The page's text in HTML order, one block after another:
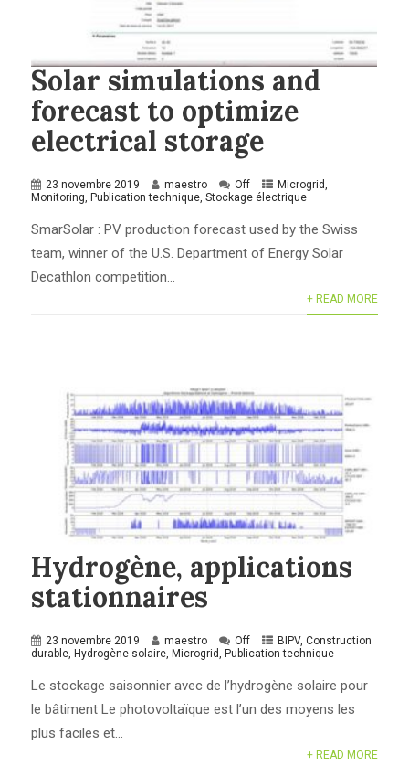
Solar simulations and
forecast to optimize
electrical storage
23 novembre 2019 maestro Off Microgrid
Monitoring ,Publication technique ,Stockage électrique
SmarSolar : PV production forecast used by the Swiss
team, winner of the U.S. Department of Energy Solar
Decathlon competition...
+ READ MORE
Hydrogène, applications
stationnaires
23 novembre 2019 maestro Off BIPV,Construction
durable ,Hydrogène solaire ,Microgrid ,Publication technique
Le stockage saisonnier avec de l’hydrogène solaire pour
le bâtiment Le photovoltaïque est l’un des moyens les
plus faciles et...
+ READ MORE